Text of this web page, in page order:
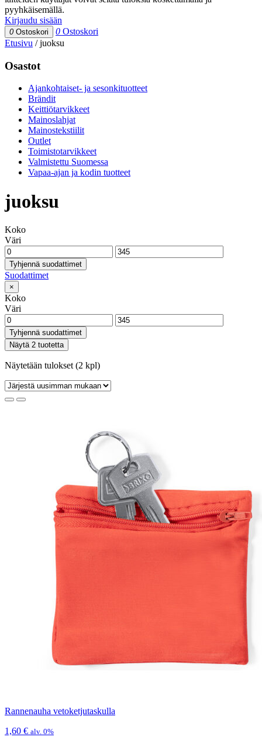
pyyhkäisemällä.
Kirjaudu sisään
0 Ostoskori 0 Ostoskori
Etusivu /juoksu
Osastot
Ajankohtaiset- ja sesonkituotteet
Brändit
Keittiötarvikkeet
Mainoslahjat
Mainostekstiilit
Outlet
Toimistotarvikkeet
Valmistettu Suomessa
Vapaa-ajan ja kodin tuotteet
juoksu
Koko
Väri
Tyhjennä suodattimet
Suodattimet
×
Koko
Väri
Tyhjennä suodattimet
Näytä 2 tuotetta
Näytetään tulokset (2 kpl)
Rannenauha vetoketjutaskulla
1,60 € alv. 0%